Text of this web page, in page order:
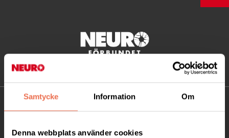
Samtycke Information Om
Denna webbplats använder cookies
Besöksadress: